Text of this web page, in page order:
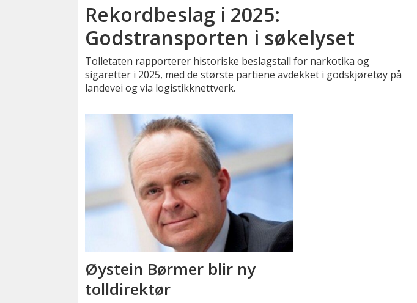
Rekordbeslag i 2025:
Godstransporten i søkelyset
Tolletaten rapporterer historiske beslagstall for narkotika og
sigaretter i 2025, med de største partiene avdekket i godskjøretøy på
landevei og via logistikknettverk.
Øystein Børmer blir ny
tolldirektør